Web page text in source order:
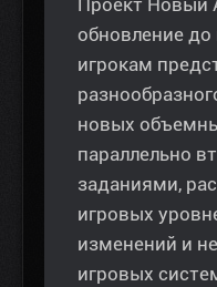
Проект Новый
обновление
игрокам
новых
параллельно
заданиями,
игровых
изменений и
игровых